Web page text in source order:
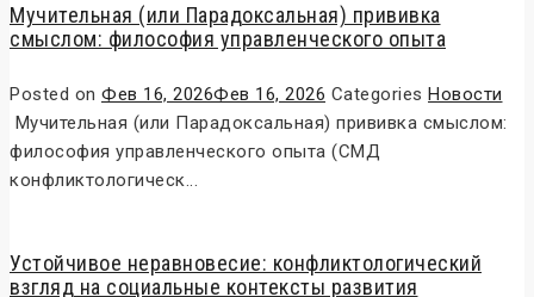
Мучительная (или Парадоксальная) прививка
смыслом: философия управленческого опыта
Posted on Фев 16, 2026Фев 16, 2026 Categories Новости
Мучительная (или Парадоксальная) прививка смыслом:
философия управленческого опыта (СМД
конфликтологическ...
Устойчивое неравновесие: конфликтологический
взгляд на социальные контексты развития